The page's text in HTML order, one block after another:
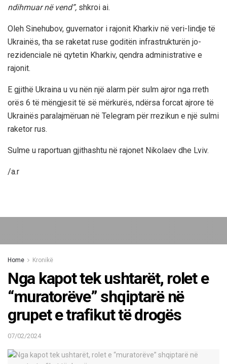
ndihmuar në vend”, shkroi ai.
Oleh Sinehubov, guvernator i rajonit Kharkiv në veri-lindje të
Ukrainës, tha se raketat ruse goditën infrastrukturën jo-
rezidenciale në qytetin Kharkiv, qendra administrative e
rajonit.
E gjithë Ukraina u vu nën një alarm për sulm ajror nga rreth
orës 6 të mëngjesit të së mërkurës, ndërsa forcat ajrore të
Ukrainës paralajmëruan në Telegram për rrezikun e një sulmi
raketor rus.
Sulme u raportuan gjithashtu në rajonet Nikolaev dhe Lviv.
/a.r
Home Kronikë
Nga kapot tek ushtarët, rolet e
“muratorëve” shqiptarë në
grupet e trafikut të drogës
07/02/2024